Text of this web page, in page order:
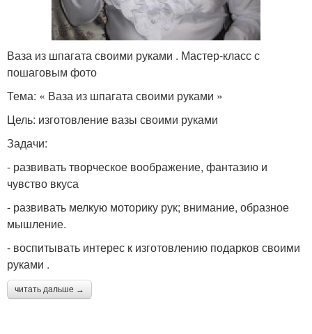
Ваза из шпагата своими руками . Мастер-класс с
пошаговым фото
Тема: « Ваза из шпагата своими руками »
Цель: изготовление вазы своими руками
Задачи:
- развивать творческое воображение, фантазию и
чувство вкуса
- развивать мелкую моторику рук; внимание, образное
мышление.
- воспитывать интерес к изготовлению подарков своими
руками .
читать дальше →